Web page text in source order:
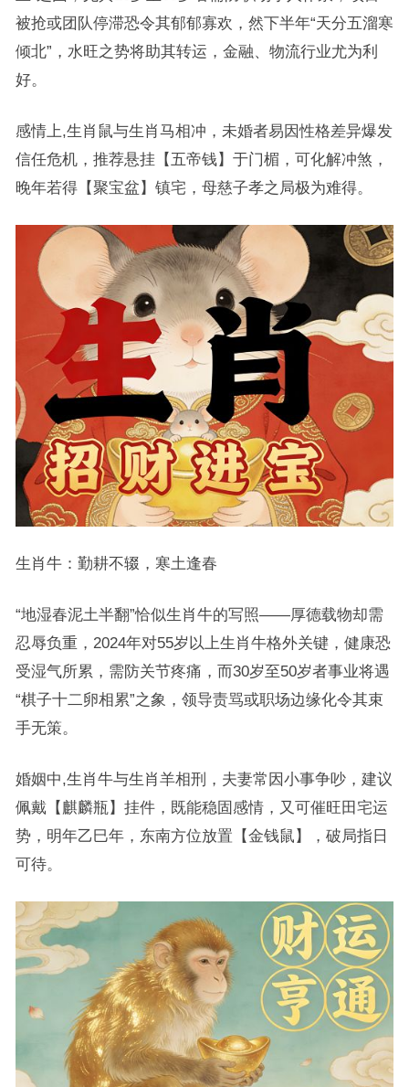
被抢或团队停滞恐令其郁郁寡欢，然下半年“天分五溜寒
倾北”，水旺之势将助其转运，金融、物流行业尤为利
好。
感情上,生肖鼠与生肖马相冲，未婚者易因性格差异爆发
信任危机，推荐悬挂【五帝钱】于门楣，可化解冲煞，
晚年若得【聚宝盆】镇宅，母慈子孝之局极为难得。
生肖牛：勤耕不辍，寒土逢春
“地湿春泥土半翻”恰似生肖牛的写照——厚德载物却需
忍辱负重，2024年对55岁以上生肖牛格外关键，健康恐
受湿气所累，需防关节疼痛，而30岁至50岁者事业将遇
“棋子十二卵相累”之象，领导责骂或职场边缘化令其束
手无策。
婚姻中,生肖牛与生肖羊相刑，夫妻常因小事争吵，建议
佩戴【麒麟瓶】挂件，既能稳固感情，又可催旺田宅运
势，明年乙巳年，东南方位放置【金钱鼠】，破局指日
可待。